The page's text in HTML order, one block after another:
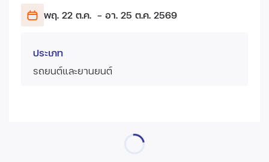
พฤ. 22 ต.ค. - อา. 25 ต.ค. 2569
ประเภท
รถยนต์และยานยนต์